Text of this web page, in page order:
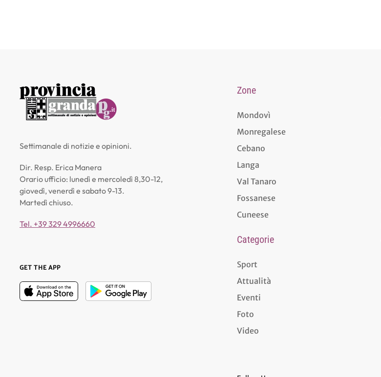
Settimanale di notizie e opinioni.
Dir. Resp. Erica Manera
Orario ufficio: lunedì e mercoledì 8,30-12,
giovedì, venerdì e sabato 9-13.
Martedì chiuso.
Tel. +39 329 4996660
GET THE APP
Zone
Mondovì
Monregalese
Cebano
Langa
Val Tanaro
Fossanese
Cuneese
Categorie
Sport
Attualità
Eventi
Foto
Video